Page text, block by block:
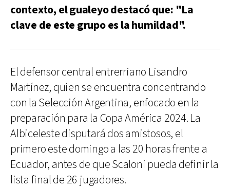
contexto, el gualeyo destacó que: "La
clave de este grupo es la humildad".
El defensor central entrerriano Lisandro
Martínez, quien se encuentra concentrando
con la Selección Argentina, enfocado en la
preparación para la Copa América 2024. La
Albiceleste disputará dos amistosos, el
primero este domingo a las 20 horas frente a
Ecuador, antes de que Scaloni pueda definir la
lista final de 26 jugadores.